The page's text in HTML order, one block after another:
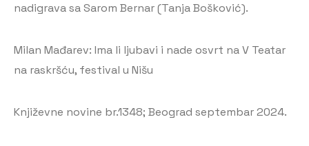
nadigrava sa Sarom Bernar (Tanja Bošković).
Milan Mađarev: Ima li ljubavi i nade osvrt na V Teatar
na raskršću, festival u Nišu
Književne novine br.1348; Beograd septembar 2024.